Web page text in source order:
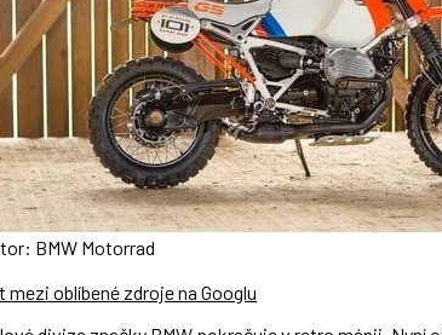
BMW Motorrad
mezi oblíbené zdroje na Googlu